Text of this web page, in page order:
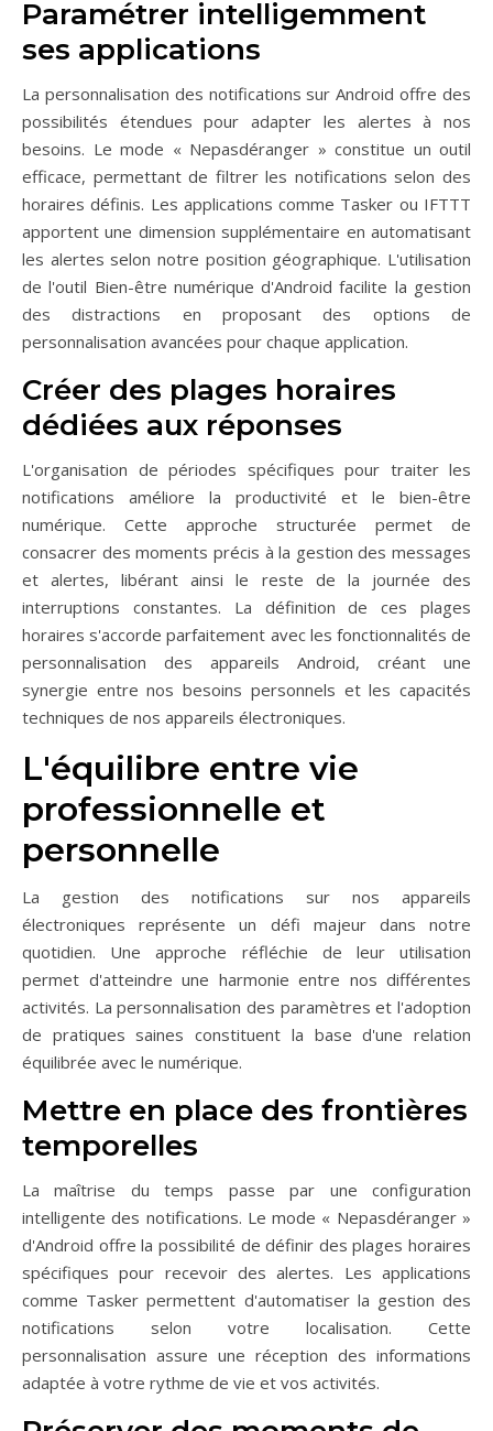
Paramétrer intelligemment
ses applications
La personnalisation des notifications sur Android offre des
possibilités étendues pour adapter les alertes à nos
besoins. Le mode « Nepasdéranger » constitue un outil
efficace, permettant de filtrer les notifications selon des
horaires définis. Les applications comme Tasker ou IFTTT
apportent une dimension supplémentaire en automatisant
les alertes selon notre position géographique. L'utilisation
de l'outil Bien-être numérique d'Android facilite la gestion
des distractions en proposant des options de
personnalisation avancées pour chaque application.
Créer des plages horaires
dédiées aux réponses
L'organisation de périodes spécifiques pour traiter les
notifications améliore la productivité et le bien-être
numérique. Cette approche structurée permet de
consacrer des moments précis à la gestion des messages
et alertes, libérant ainsi le reste de la journée des
interruptions constantes. La définition de ces plages
horaires s'accorde parfaitement avec les fonctionnalités de
personnalisation des appareils Android, créant une
synergie entre nos besoins personnels et les capacités
techniques de nos appareils électroniques.
L'équilibre entre vie
professionnelle et
personnelle
La gestion des notifications sur nos appareils
électroniques représente un défi majeur dans notre
quotidien. Une approche réfléchie de leur utilisation
permet d'atteindre une harmonie entre nos différentes
activités. La personnalisation des paramètres et l'adoption
de pratiques saines constituent la base d'une relation
équilibrée avec le numérique.
Mettre en place des frontières
temporelles
La maîtrise du temps passe par une configuration
intelligente des notifications. Le mode « Nepasdéranger »
d'Android offre la possibilité de définir des plages horaires
spécifiques pour recevoir des alertes. Les applications
comme Tasker permettent d'automatiser la gestion des
notifications selon votre localisation. Cette
personnalisation assure une réception des informations
adaptée à votre rythme de vie et vos activités.